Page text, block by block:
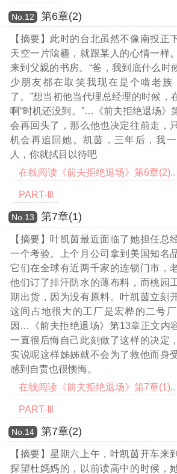
Νο.12 第6章(2)
【摘要】此时的台北虽然不像南投正
天空一片隂霾，就跟某人的心情一样
来到父親的书房。“爸，我到底什么时
少朋友都在取笑我现在是个啃老族
了。”想当初他当代理总经理的时候，
啊“时机还没到。”…《前夫拒绝退场》
会再回头了，那么他也决定往前走，
机会再追回她。凯茵，三年后，我
人，你就拭目以待吧
在线阅读《前夫拒绝退场》第6章(2)..
PART-Ⅲ
Νο.13 第7章(1)
【摘要】叶凯茵最近面临了她担任总
一个考验。上个月公司拿到美国知名
它们在全球有近两千家的连锁门市，
他们订了排汗防水的薄布料，而桃园
期出货，因为没有原料。叶凯茵立刻
这间占地很大的工厂是宏桦的二号
因 …《前夫拒绝退场》第13章正文内
一直很后悔自己此刻做了这样的决定
实说呢这样姊姊就不会为了救他而身
感到自责也很懊悔。
在线阅读《前夫拒绝退场》第7章(1)..
PART-Ⅲ
Νο.14 第7章(2)
【摘要】星期六上午，叶凯茵开车来
探望杜媽媽的，以前读高中的时候，